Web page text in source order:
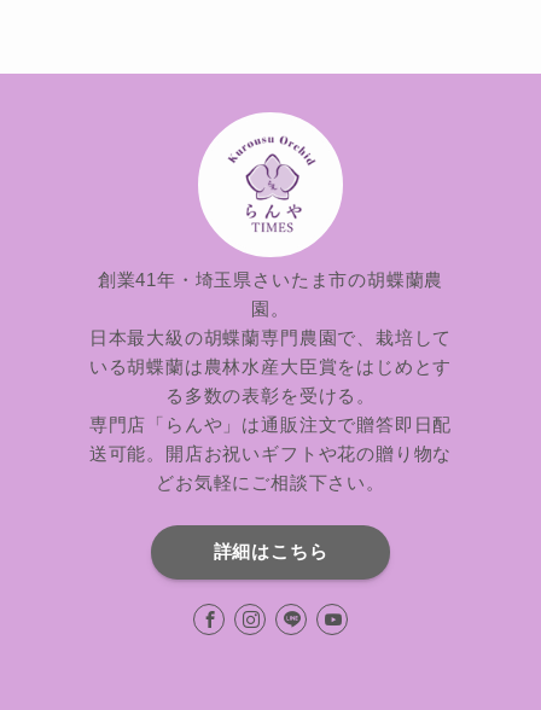
創業41年・埼玉県さいたま市の胡蝶蘭農
園。
日本最大級の胡蝶蘭専門農園で、栽培して
いる胡蝶蘭は農林水産大臣賞をはじめとす
る多数の表彰を受ける。
専門店「らんや」は通販注文で贈答即日配
送可能。開店お祝いギフトや花の贈り物な
どお気軽にご相談下さい。
詳細はこちら